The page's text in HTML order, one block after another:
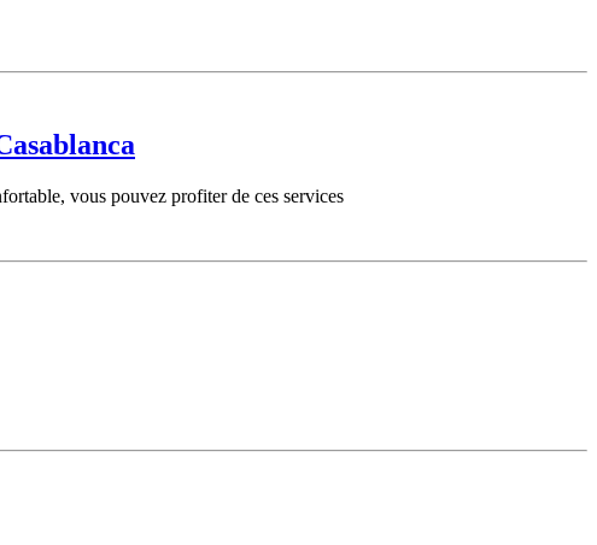
vous pouvez profiter de ces services